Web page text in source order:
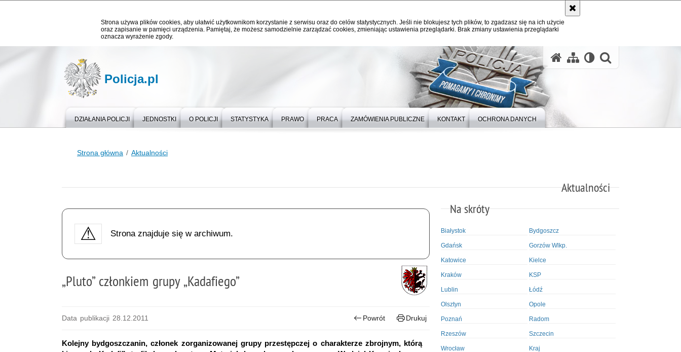
Strona używa plików cookies, aby ułatwić użytkownikom korzystanie z serwisu oraz do celów statystycznych. Jeśli nie blokujesz tych plików, to zgadzasz się na ich użycie
oraz zapisanie w pamięci urządzenia. Pamiętaj, że możesz samodzielnie zarządzać cookies, zmieniając ustawienia przeglądarki. Brak zmiany ustawienia przeglądarki
oznacza wyrażenie zgody.
Policja.pl
DZIAŁANIA POLICJI JEDNOSTKI O POLICJI STATYSTYKA PRAWO PRACA ZAMÓWIENIA PUBLICZNE KONTAKT OCHRONA DANYCH
Strona główna Aktualności
Aktualności
Strona znajduje się w archiwum.
„Pluto” członkiem grupy „Kadafiego”
Data publikacji 28.12.2011 Powrót Drukuj
Kolejny bydgoszczanin, członek zorganizowanej grupy przestępczej o charakterze zbrojnym, którą
Na skróty
Białystok Bydgoszcz
Gdańsk Gorzów Wlkp.
Katowice Kielce
Kraków KSP
Lublin Łódź
Olsztyn Opole
Poznań Radom
Rzeszów Szczecin
Wrocław Kraj